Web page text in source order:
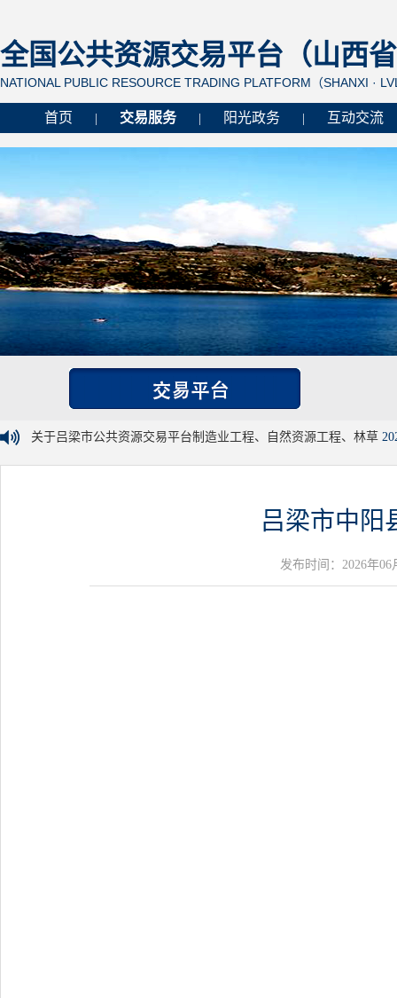
全国公共资源交易平台（山西
NATIONAL PUBLIC RESOURCE TRADING PLATFORM（SHANXI ·
首页 交易服务 阳光政务 互动交流
关于吕梁市公共资源交易平台制造业工程、自然资源工程、林草
吕梁市中阳
发布时间：2026年06